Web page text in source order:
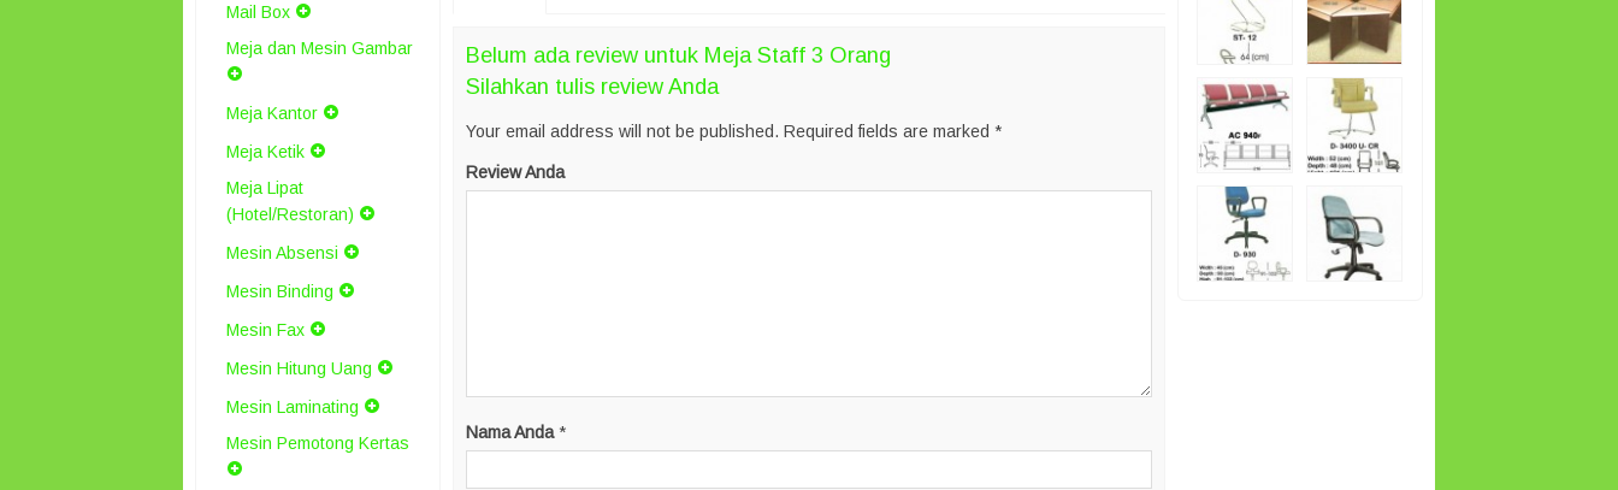
Mail Box
Meja dan Mesin Gambar
Meja Kantor
Meja Ketik
Meja Lipat
(Hotel/Restoran)
Mesin Absensi
Mesin Binding
Mesin Fax
Mesin Hitung Uang
Mesin Laminating
Mesin Pemotong Kertas
Belum ada review untuk Meja Staff 3 Orang
Silahkan tulis review Anda
Your email address will not be published. Required fields are marked *
Review Anda
Nama Anda *